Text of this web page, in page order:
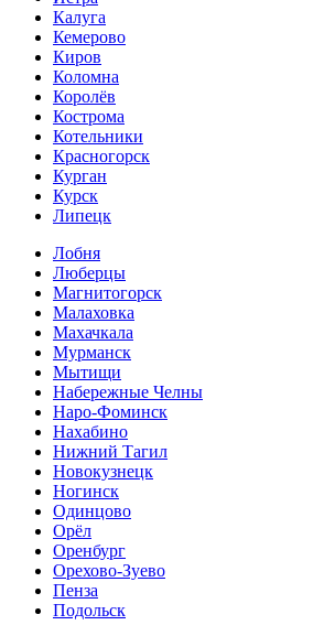
Калуга
Кемерово
Киров
Коломна
Королёв
Кострома
Котельники
Красногорск
Курган
Курск
Липецк
Лобня
Люберцы
Магнитогорск
Малаховка
Махачкала
Мурманск
Мытищи
Набережные Челны
Наро-Фоминск
Нахабино
Нижний Тагил
Новокузнецк
Ногинск
Одинцово
Орёл
Оренбург
Орехово-Зуево
Пенза
Подольск